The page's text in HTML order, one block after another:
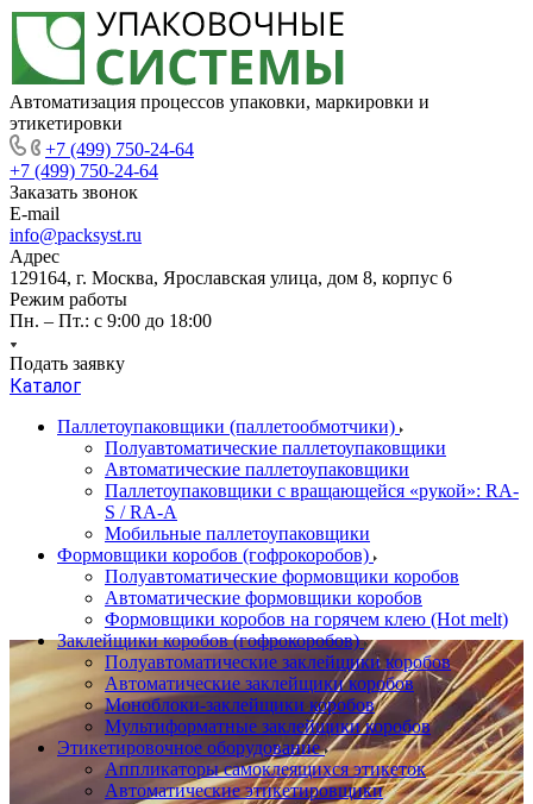
Автоматизация процессов упаковки, маркировки и
этикетировки
+7 (499) 750-24-64
+7 (499) 750-24-64
Заказать звонок
E-mail
info@packsyst.ru
Адрес
129164, г. Москва, Ярославская улица, дом 8, корпус 6
Режим работы
Пн. – Пт.: с 9:00 до 18:00
Подать заявку
Каталог
Паллетоупаковщики (паллетообмотчики)
Полуавтоматические паллетоупаковщики
Автоматические паллетоупаковщики
Паллетоупаковщики с вращающейся «рукой»: RA-
S / RA-A
Мобильные паллетоупаковщики
Формовщики коробов (гофрокоробов)
Полуавтоматические формовщики коробов
Автоматические формовщики коробов
Формовщики коробов на горячем клею (Hot melt)
Заклейщики коробов (гофрокоробов)
Полуавтоматические заклейщики коробов
Автоматические заклейщики коробов
Моноблоки-заклейщики коробов
Мультиформатные заклейщики коробов
Этикетировочное оборудование
Аппликаторы самоклеящихся этикеток
Автоматические этикетировщики